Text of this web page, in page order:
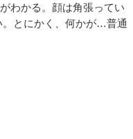
わかる。顔は角張ってい
。とにかく、何かが…普通